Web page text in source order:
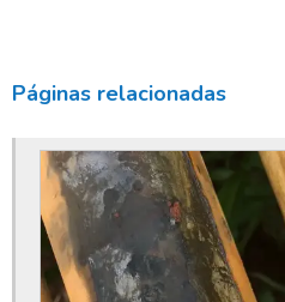
Bomba submersa para poço artesiano
Bomba submersa para poço profundo
Bomba submersa valor
Bomba submersível para poço
Páginas relacionadas